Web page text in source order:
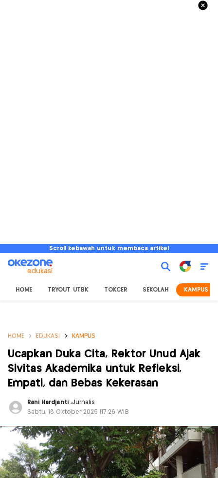
Scroll kebawah untuk membaca artikel
HOME TRYOUT UTBK TOKCER SEKOLAH KAMPUS
HOME EDUKASI KAMPUS
Ucapkan Duka Cita, Rektor Unud Ajak
Sivitas Akademika untuk Refleksi,
Empati, dan Bebas Kekerasan
Rani Hardjanti ,Jurnalis
Sabtu, 18 Oktober 2025 |17:26 WIB